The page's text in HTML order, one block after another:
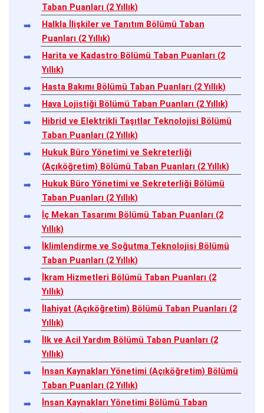
Taban Puanları (2 Yıllık)
Halkla İlişkiler ve Tanıtım Bölümü Taban
Puanları (2 Yıllık)
Harita ve Kadastro Bölümü Taban Puanları (2
Yıllık)
Hasta Bakımı Bölümü Taban Puanları (2 Yıllık)
Hava Lojistiği Bölümü Taban Puanları (2 Yıllık)
Hibrid ve Elektrikli Taşıtlar Teknolojisi Bölümü
Taban Puanları (2 Yıllık)
Hukuk Büro Yönetimi ve Sekreterliği
(Açıköğretim) Bölümü Taban Puanları (2 Yıllık)
Hukuk Büro Yönetimi ve Sekreterliği Bölümü
Taban Puanları (2 Yıllık)
İç Mekan Tasarımı Bölümü Taban Puanları (2
Yıllık)
İklimlendirme ve Soğutma Teknolojisi Bölümü
Taban Puanları (2 Yıllık)
İkram Hizmetleri Bölümü Taban Puanları (2
Yıllık)
İlahiyat (Açıköğretim) Bölümü Taban Puanları (2
Yıllık)
İlk ve Acil Yardım Bölümü Taban Puanları (2
Yıllık)
İnsan Kaynakları Yönetimi (Açıköğretim) Bölümü
Taban Puanları (2 Yıllık)
İnsan Kaynakları Yönetimi Bölümü Taban